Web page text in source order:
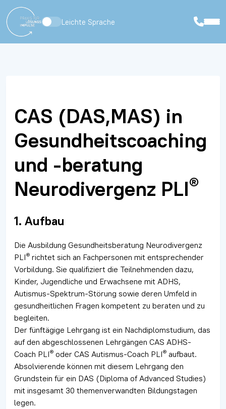
Leichte Sprache
CAS (DAS,MAS) in
Gesundheitscoaching
und -beratung
Neurodivergenz PLI®
1. Aufbau
Die Ausbildung Gesundheitsberatung Neurodivergenz
PLI® richtet sich an Fachpersonen mit entsprechender
Vorbildung. Sie qualifiziert die Teilnehmenden dazu,
Kinder, Jugendliche und Erwachsene mit ADHS,
Autismus-Spektrum-Störung sowie deren Umfeld in
gesundheitlichen Fragen kompetent zu beraten und zu
begleiten.
Der fünftägige Lehrgang ist ein Nachdiplomstudium, das
auf den abgeschlossenen Lehrgängen CAS ADHS-
Coach PLI® oder CAS Autismus-Coach PLI® aufbaut.
Absolvierende können mit diesem Lehrgang den
Grundstein für ein DAS (Diploma of Advanced Studies)
mit insgesamt 30 themenverwandten Bildungstagen
legen.